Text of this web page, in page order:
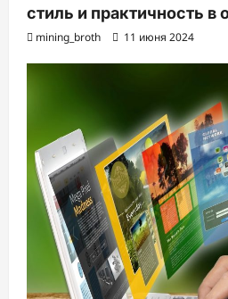
стиль и практичность
mining_broth 11 июня 2024